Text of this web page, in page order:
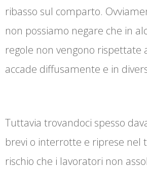
ribasso sul comparto.
non possiamo negare che in
regole non vengono rispettate
accade diffusamente e in
Tuttavia trovandoci spesso
brevi o interrotte e riprese nel
rischio che i lavoratori non